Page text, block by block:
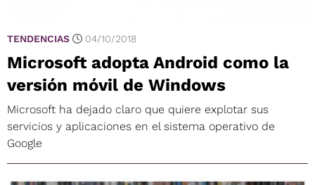
TENDENCIAS 04/10/2018
Microsoft adopta Android como la
versión móvil de Windows
Microsoft ha dejado claro que quiere explotar sus
servicios y aplicaciones en el sistema operativo de
Google